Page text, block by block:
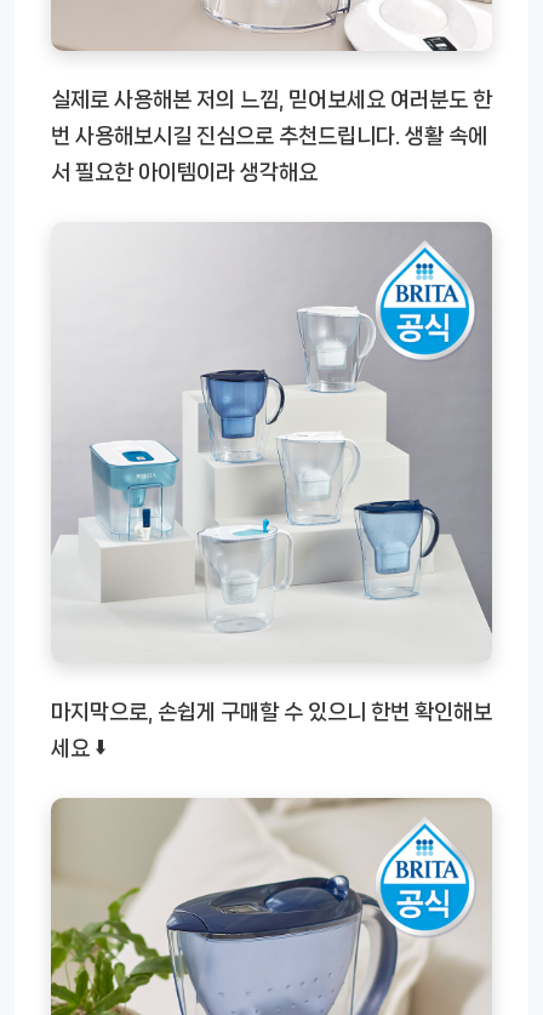
실제로 사용해본 저의 느낌, 믿어보세요 여러분도 한
번 사용해보시길 진심으로 추천드립니다. 생활 속에
서 필요한 아이템이라 생각해요
마지막으로, 손쉽게 구매할 수 있으니 한번 확인해보
세요 ⬇️